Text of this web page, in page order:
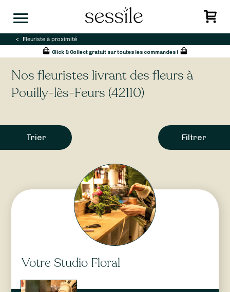
Fleuriste à proximité
Click & Collect gratuit sur toutes les commandes !
Nos fleuristes livrant des fleurs à
Pouilly-lès-Feurs (42110)
Trier Filtrer
Votre Studio Floral